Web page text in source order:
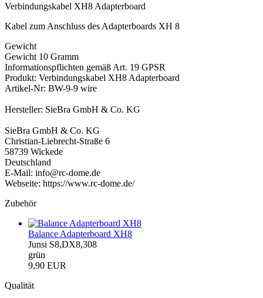
Verbindungskabel XH8 Adapterboard
Kabel zum Anschluss des Adapterboards XH 8
Gewicht
Gewicht 10 Gramm
Informationspflichten gemäß Art. 19 GPSR
Produkt: Verbindungskabel XH8 Adapterboard
Artikel-Nr: BW-9-9 wire
Hersteller: SieBra GmbH & Co. KG
SieBra GmbH & Co. KG
Christian-Liebrecht-Straße 6
58739 Wickede
Deutschland
E-Mail: info@rc-dome.de
Webseite: https://www.rc-dome.de/
Zubehör
Balance Adapterboard XH8
Junsi S8,DX8,308
grün
9,90 EUR
Qualität